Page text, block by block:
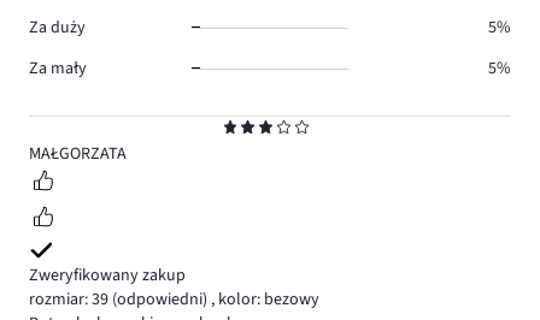
3
MAŁGORZATA
Zweryfikowany zakup
rozmiar: 39 (odpowiedni) , kolor: bezowy
Za duży
5%
Za mały
5%